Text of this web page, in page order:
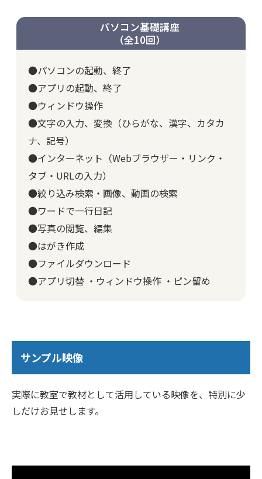
パソコン基礎講座
（全10回）
●パソコンの起動、終了
●アプリの起動、終了
●ウィンドウ操作
●文字の入力、変換（ひらがな、漢字、カタカ
ナ、記号）
●インターネット（Webブラウザー・リンク・
タブ・URLの入力）
●絞り込み検索・画像、動画の検索
●ワードで一行日記
●写真の閲覧、編集
●はがき作成
●ファイルダウンロード
●アプリ切替 ・ウィンドウ操作 ・ピン留め
サンプル映像
実際に教室で教材として活用している映像を、特別に少
しだけお見せします。